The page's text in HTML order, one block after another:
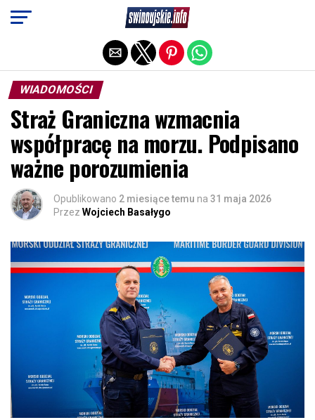
WIADOMOŚCI
Straż Graniczna wzmacnia
współpracę na morzu. Podpisano
ważne porozumienia
Opublikowano 2 miesiące temu na 31 maja 2026
Przez Wojciech Basałygo
Exit mobile version